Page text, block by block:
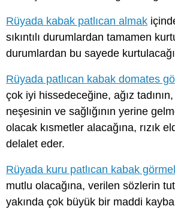
Rüyada kabak patlıcan almak
sıkıntılı durumlardan tamamen
durumlardan bu sayede
Rüyada patlıcan kabak domates
çok iyi hissedeceğine, ağız
neşesinin ve sağlığının yerine
olacak kısmetler alacağına, rızık
delalet eder.
Rüyada kuru patlıcan kabak
mutlu olacağına, verilen sözlerin
yakında çok büyük bir maddi